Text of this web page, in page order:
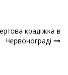
крадіжка в
Червонограді